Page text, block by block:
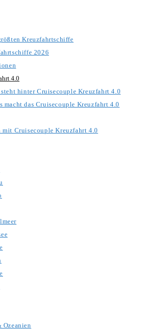
Kreuzfahrtschiffe
2026
4.0
hinter Cruisecouple Kreuzfahrt 4.0
macht das Cruisecouple Kreuzfahrt 4.0
mit Cruisecouple Kreuzfahrt 4.0
Ozeanien